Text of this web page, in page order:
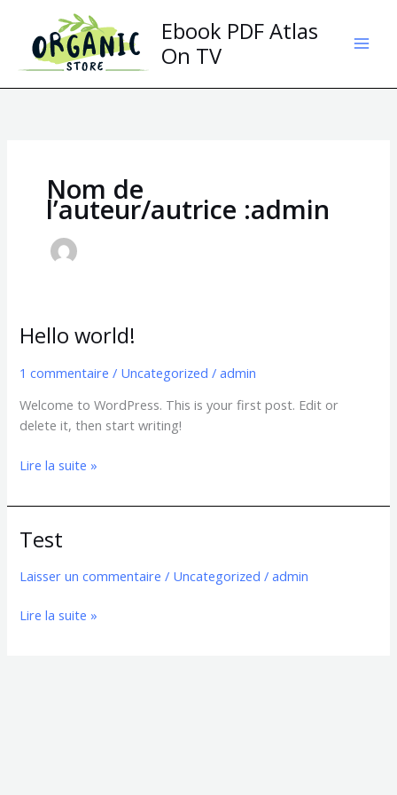
contenu
Ebook PDF Atlas
On TV
Nom de
l’auteur/autrice :admin
Hello world!
1 commentaire / Uncategorized /admin
Welcome to WordPress. This is your first post. Edit or
delete it, then start writing!
Hello
Lire la suite »
Test
Laisser un commentaire / Uncategorized /admin
Test
Lire la suite »